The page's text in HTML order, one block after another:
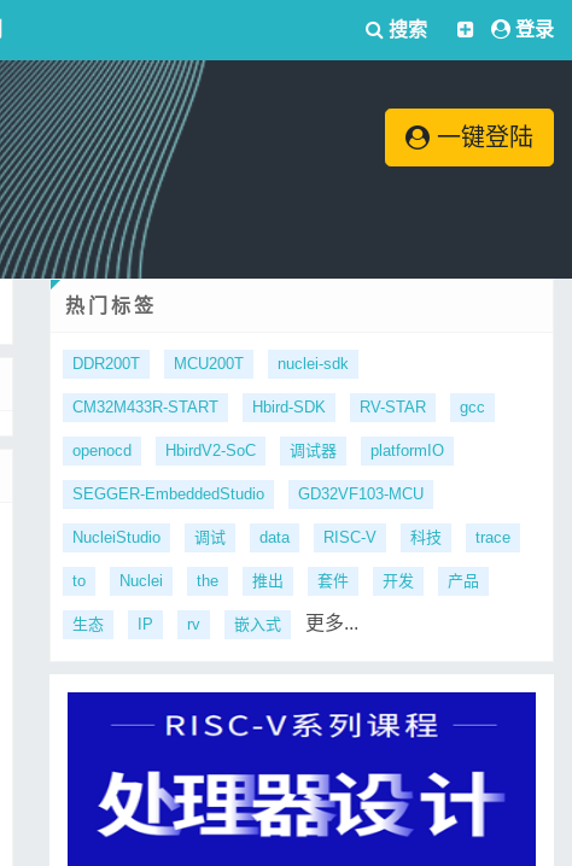
搜索 登录
一键登陆
热门标签
DDR200T MCU200T nuclei-sdk
CM32M433R-START Hbird-SDK RV-STAR gcc
openocd HbirdV2-SoC 调试器 platformIO
SEGGER-EmbeddedStudio GD32VF103-MCU
NucleiStudio 调试 data RISC-V 科技 trace
to Nuclei the 推出 套件 开发 产品
生态 IP rv 嵌入式 更多...